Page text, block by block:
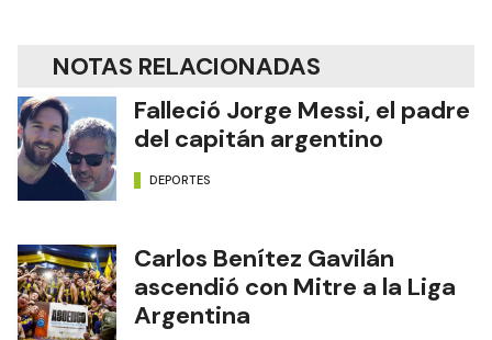
NOTAS RELACIONADAS
Falleció Jorge Messi, el padre
del capitán argentino
DEPORTES
Carlos Benítez Gavilán
ascendió con Mitre a la Liga
Argentina